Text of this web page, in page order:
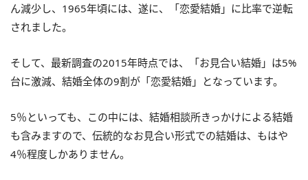
ん減少し、1965年頃には、遂に、「恋愛結婚」に比率で逆転
されました。
そして、最新調査の2015年時点では、「お見合い結婚」は5%
台に激減、結婚全体の9割が「恋愛結婚」となっています。
5％といっても、この中には、結婚相談所きっかけによる結婚
も含みますので、伝統的なお見合い形式での結婚は、もはや
4％程度しかありません。